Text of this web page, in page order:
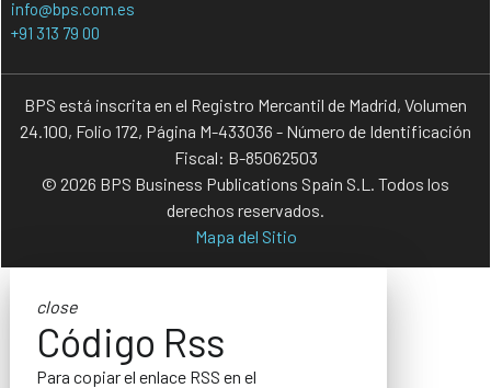
info@bps.com.es
+91 313 79 00
BPS está inscrita en el Registro Mercantil de Madrid, Volumen
24.100, Folio 172, Página M-433036 - Número de Identificación
Fiscal: B-85062503
© 2026 BPS Business Publications Spain S.L. Todos los
derechos reservados.
Mapa del Sitio
close
Código Rss
Para copiar el enlace RSS en el